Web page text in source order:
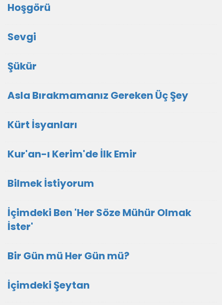
Hoşgörü
Sevgi
Şükür
Asla Bırakmamanız Gereken Üç Şey
Kürt İsyanları
Kur'an-ı Kerim'de İlk Emir
Bilmek İstiyorum
İçimdeki Ben 'Her Söze Mühür Olmak
İster'
Bir Gün mü Her Gün mü?
İçimdeki Şeytan